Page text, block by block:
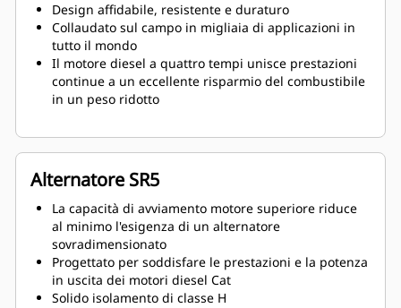
Design affidabile, resistente e duraturo
Collaudato sul campo in migliaia di applicazioni in
tutto il mondo
Il motore diesel a quattro tempi unisce prestazioni
continue a un eccellente risparmio del combustibile
in un peso ridotto
Alternatore SR5
La capacità di avviamento motore superiore riduce
al minimo l'esigenza di un alternatore
sovradimensionato
Progettato per soddisfare le prestazioni e la potenza
in uscita dei motori diesel Cat
Solido isolamento di classe H